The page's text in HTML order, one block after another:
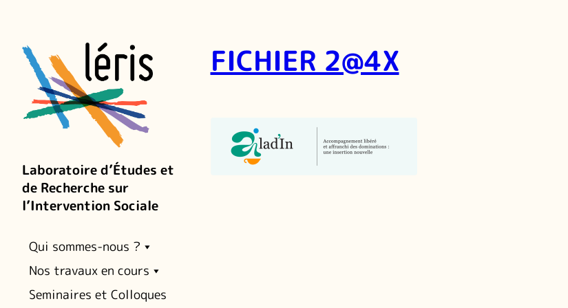
Laboratoire d’Études et
de Recherche sur
l’Intervention Sociale
Qui sommes-nous ?
Nos travaux en cours
Seminaires et Colloques
FICHIER 2@4X